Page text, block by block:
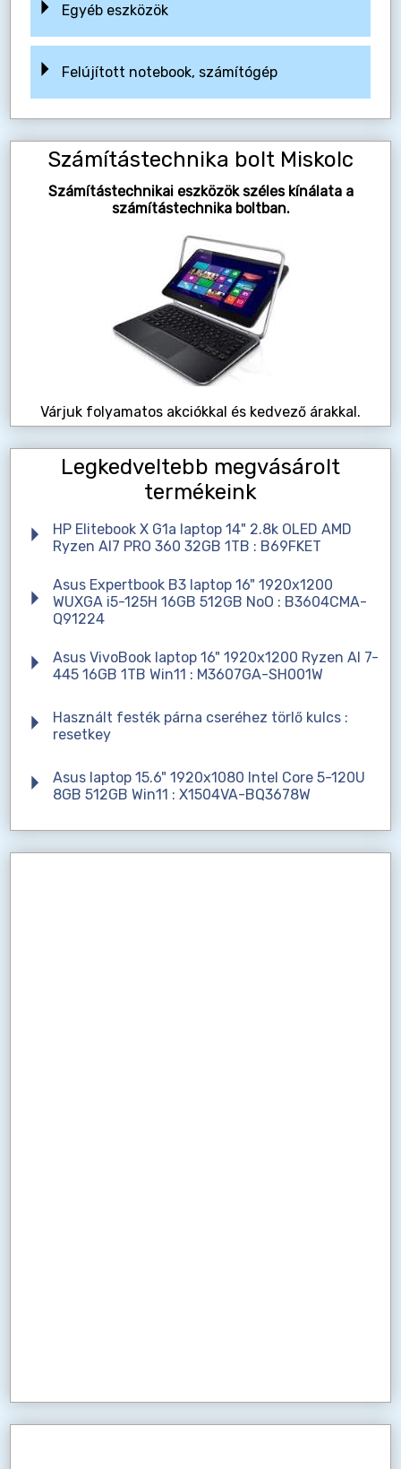
Egyéb eszközök
Felújított notebook, számítógép
Számítástechnika bolt Miskolc
Számítástechnikai eszközök széles kínálata a
számítástechnika boltban.
Várjuk folyamatos akciókkal és kedvező árakkal.
Legkedveltebb megvásárolt
termékeink
HP Elitebook X G1a laptop 14" 2.8k OLED AMD
Ryzen AI7 PRO 360 32GB 1TB : B69FKET
Asus Expertbook B3 laptop 16" 1920x1200
WUXGA i5-125H 16GB 512GB NoO : B3604CMA-
Q91224
Asus VivoBook laptop 16" 1920x1200 Ryzen AI 7-
445 16GB 1TB Win11 : M3607GA-SH001W
Használt festék párna cseréhez törlő kulcs :
resetkey
Asus laptop 15.6" 1920x1080 Intel Core 5-120U
8GB 512GB Win11 : X1504VA-BQ3678W